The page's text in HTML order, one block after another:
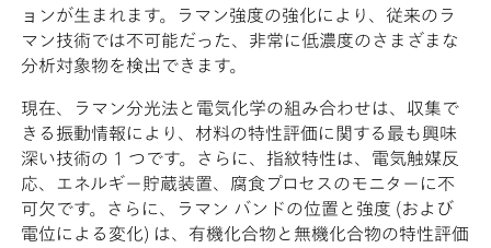
ョンが生まれます。ラマン強度の強化により、従来のラ
マン技術では不可能だった、非常に低濃度のさまざまな
分析対象物を検出できます。
現在、ラマン分光法と電気化学の組み合わせは、収集で
きる振動情報により、材料の特性評価に関する最も興味
深い技術の 1 つです。さらに、指紋特性は、電気触媒反
応、エネルギー貯蔵装置、腐食プロセスのモニターに不
可欠です。さらに、ラマン バンドの位置と強度 (および
電位による変化) は、有機化合物と無機化合物の特性評価